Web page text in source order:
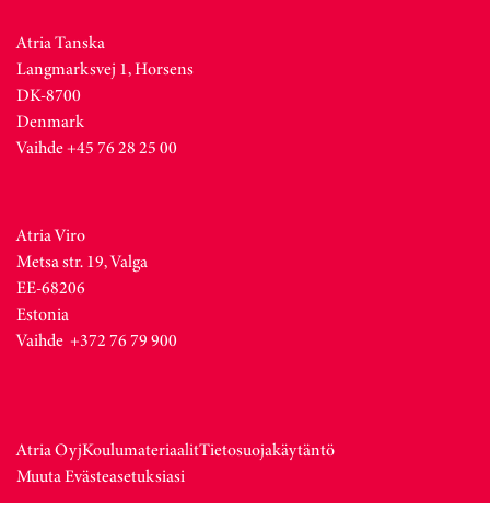
Atria Tanska
Langmarksvej 1, Horsens
DK-8700
Denmark
Vaihde +45 76 28 25 00
Atria Viro
Metsa str. 19, Valga
EE-68206
Estonia
Vaihde +372 76 79 900
Atria OyjKoulumateriaalitTietosuojakäytäntö
Muuta Evästeasetuksiasi